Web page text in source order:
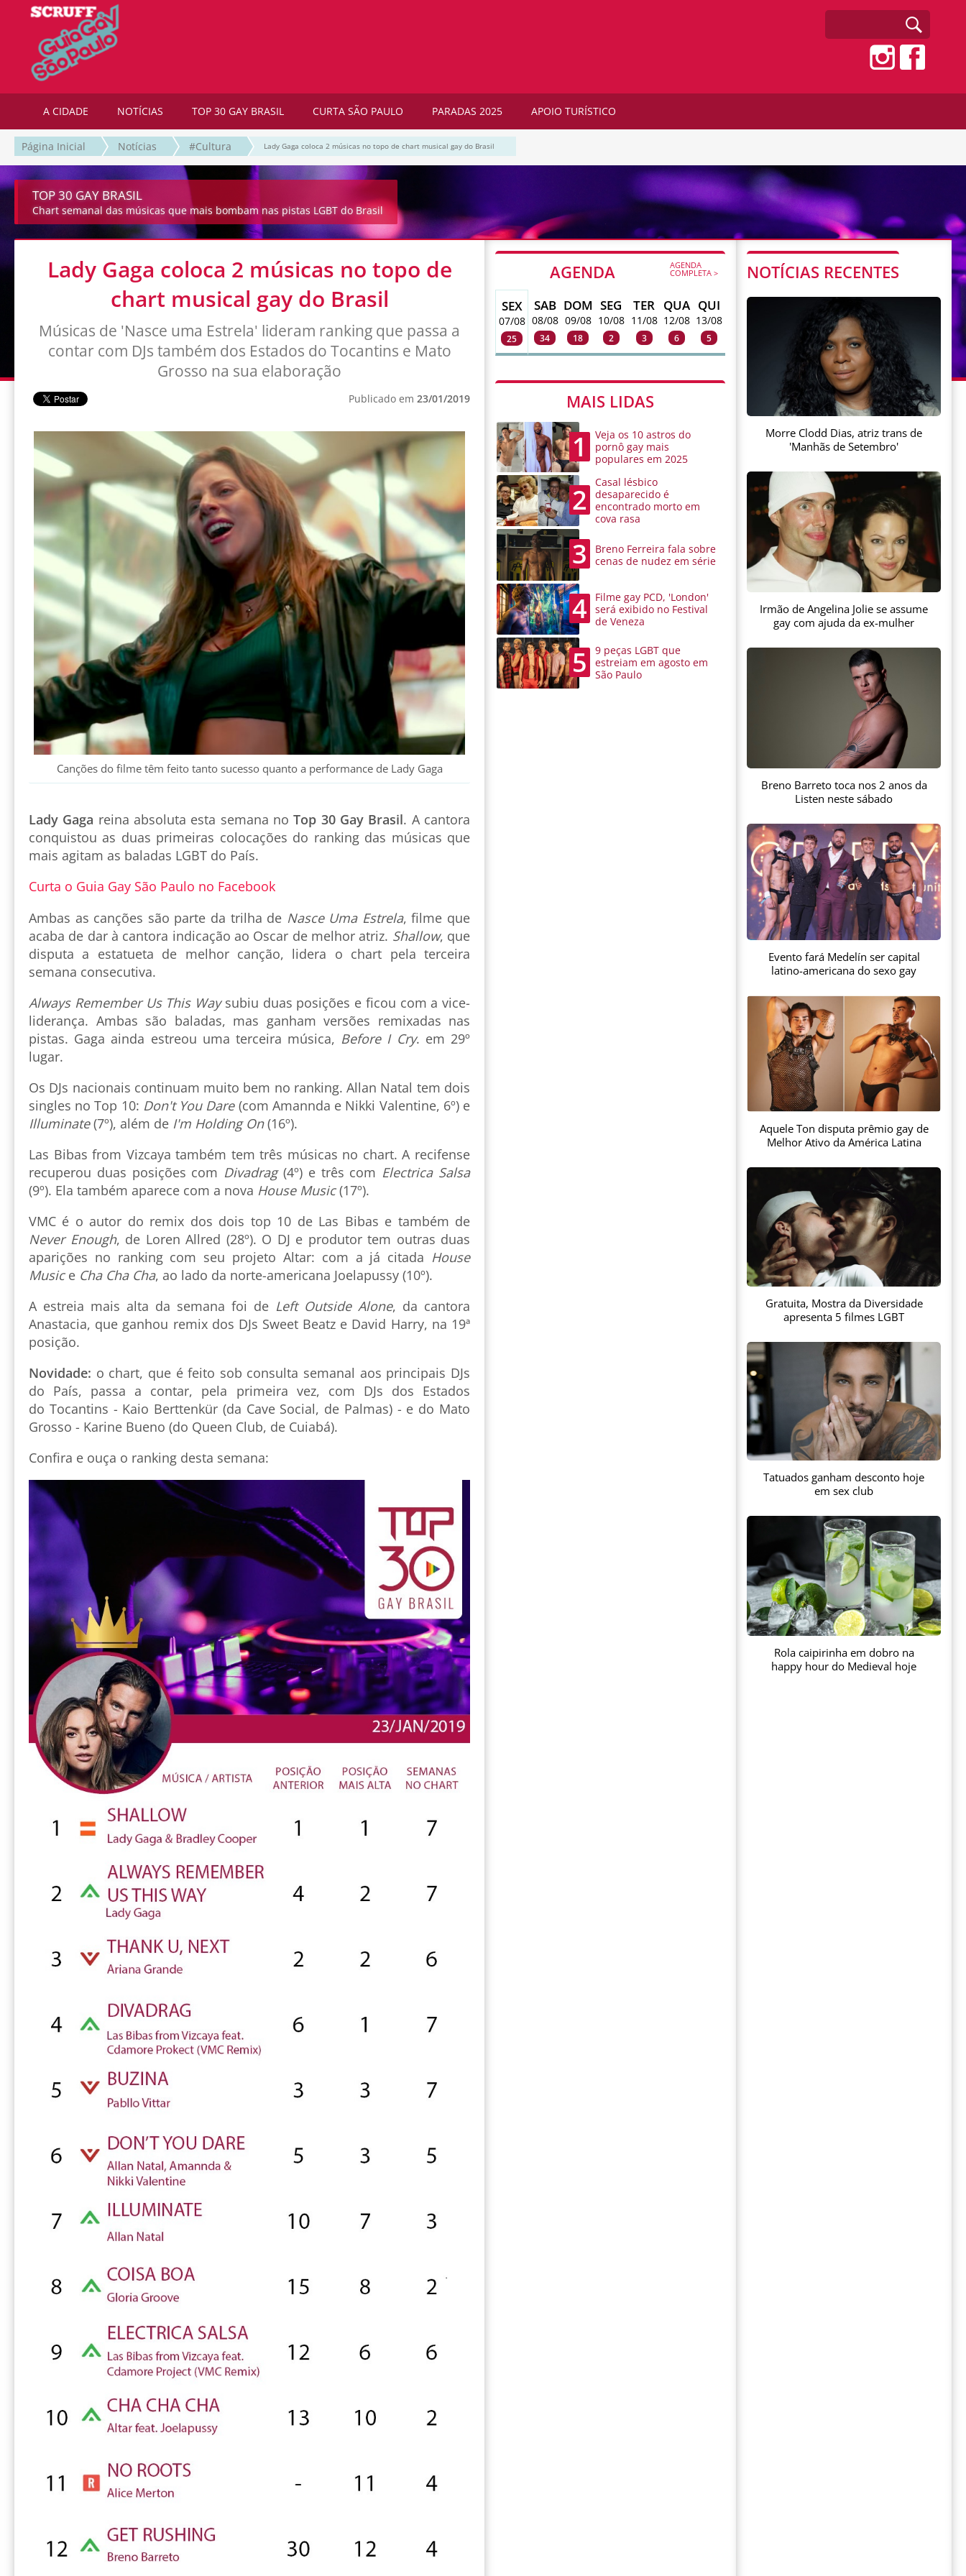
A CIDADE NOTÍCIAS TOP 30 GAY BRASIL CURTA SÃO PAULO PARADAS 2025 APOIO TURÍSTICO
Página Inicial Notícias #Cultura Lady Gaga coloca 2 músicas no topo de chart musical gay do Brasil
TOP 30 GAY BRASIL
Chart semanal das músicas que mais bombam nas pistas LGBT do Brasil
Lady Gaga coloca 2 músicas no topo de
chart musical gay do Brasil
Músicas de 'Nasce uma Estrela' lideram ranking que passa a
contar com DJs também dos Estados do Tocantins e Mato
Grosso na sua elaboração
Publicado em 23/01/2019
Canções do filme têm feito tanto sucesso quanto a performance de Lady Gaga
Lady Gaga reina absoluta esta semana noTop 30 Gay Brasil. A cantora
conquistou as duas primeiras colocações do ranking das músicas que
mais agitam as baladas LGBT do País.
Curta o Guia Gay São Paulo no Facebook
Ambas as canções são parte da trilha de Nasce Uma Estrela, filme que
acaba de dar à cantora indicação ao Oscar de melhor atriz. Shallow, que
disputa a estatueta de melhor canção, lidera o chart pela terceira
semana consecutiva.
Always Remember Us This Waysubiu duas posições e ficou com a vice-
liderança. Ambas são baladas, mas ganham versões remixadas nas
pistas. Gaga ainda estreou uma terceira música, Before I Cry. em 29º
lugar.
Os DJs nacionais continuam muito bem no ranking. Allan Natal tem dois
singles no Top 10: Don't You Dare(com Amannda e Nikki Valentine, 6º) e
Illuminate(7º), além de I'm Holding On(16º).
Las Bibas from Vizcaya também tem três músicas no chart. A recifense
recuperou duas posições com Divadrag(4º) e três com Electrica Salsa
(9º). Ela também aparece com a nova House Music(17º).
VMC é o autor do remix dos dois top 10 de Las Bibas e também de
Never Enough, de Loren Allred (28º). O DJ e produtor tem outras duas
aparições no ranking com seu projeto Altar: com a já citada House
Musice Cha Cha Cha, ao lado da norte-americana Joelapussy (10º).
A estreia mais alta da semana foi de Left Outside Alone, da cantora
Anastacia, que ganhou remix dos DJs Sweet Beatz e David Harry, na 19ª
posição.
Novidade: o chart, que é feito sob consulta semanal aos principais DJs
do País, passa a contar, pela primeira vez, com DJs dos Estados
do Tocantins - Kaio Berttenkür (da Cave Social, de Palmas) - e do Mato
Grosso - Karine Bueno (do Queen Club, de Cuiabá).
Confira e ouça o ranking desta semana:
AGENDA AGENDA
COMPLETA >
SEX
07/08
25
SAB
08/08
34
DOM
09/08
18
SEG
10/08
2
TER
11/08
3
QUA
12/08
6
QUI
13/08
5
MAIS LIDAS
1
Veja os 10 astros do
pornô gay mais
populares em 2025
2
Casal lésbico
desaparecido é
encontrado morto em
cova rasa
3
Breno Ferreira fala sobre
cenas de nudez em série
4
Filme gay PCD, 'London'
será exibido no Festival
de Veneza
5
9 peças LGBT que
estreiam em agosto em
São Paulo
NOTÍCIAS RECENTES
Morre Clodd Dias, atriz trans de
'Manhãs de Setembro'
Irmão de Angelina Jolie se assume
gay com ajuda da ex-mulher
Breno Barreto toca nos 2 anos da
Listen neste sábado
Evento fará Medelín ser capital
latino-americana do sexo gay
Aquele Ton disputa prêmio gay de
Melhor Ativo da América Latina
Gratuita, Mostra da Diversidade
apresenta 5 filmes LGBT
Tatuados ganham desconto hoje
em sex club
Rola caipirinha em dobro na
happy hour do Medieval hoje